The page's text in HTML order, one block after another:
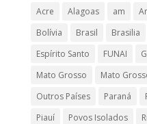
Acre Alagoas am
Bolívia
Brasil Brasilia
Espírito Santo
FUNAI
Mato Grosso
Mato
Outros Países
Paraná
Piauí
Povos Isolados